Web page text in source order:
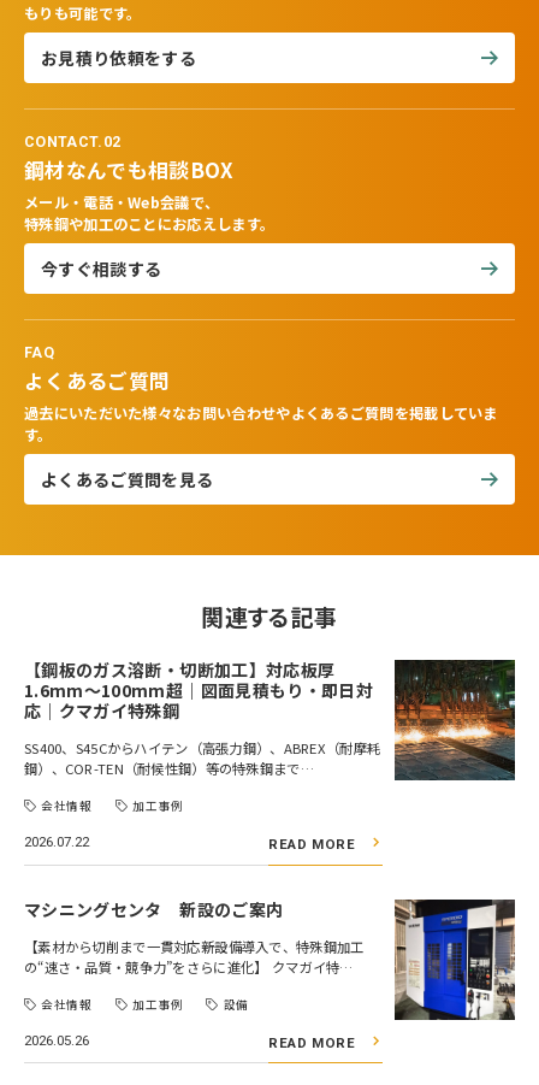
もりも可能です。
お見積り依頼をする
CONTACT.02
鋼材なんでも相談BOX
メール・電話・Web会議で、
特殊鋼や加工のことにお応えします。
今すぐ相談する
FAQ
よくあるご質問
過去にいただいた様々なお問い合わせやよくあるご質問を掲載していま
す。
よくあるご質問を見る
関連する記事
【鋼板のガス溶断・切断加工】対応板厚
1.6mm～100mm超｜図面見積もり・即日対
応｜クマガイ特殊鋼
SS400、S45Cからハイテン（高張力鋼）、ABREX（耐摩耗
鋼）、COR-TEN（耐候性鋼）等の特殊鋼まで…
会社情報 加工事例
2026.07.22 READ MORE
マシニングセンタ 新設のご案内
【素材から切削まで一貫対応――新設備導入で、特殊鋼加工
の“速さ・品質・競争力”をさらに進化】 クマガイ特…
会社情報 加工事例 設備
2026.05.26 READ MORE